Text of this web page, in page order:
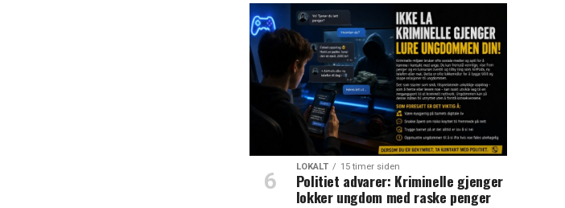
LOKALT 15 timer siden
Politiet advarer: Kriminelle gjenger
lokker ungdom med raske penger